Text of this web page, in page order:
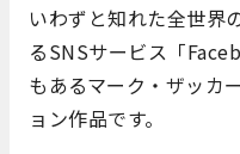
いわずと知れた全世界
るSNSサービス「
もあるマーク・ザッカ
ョン作品です。